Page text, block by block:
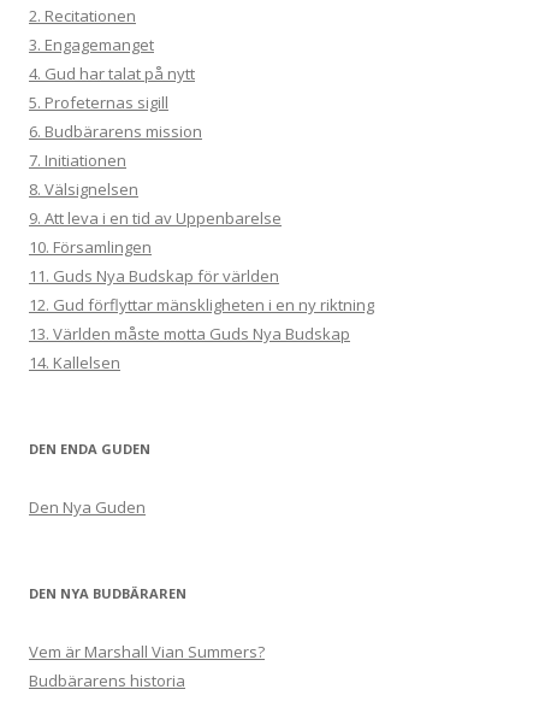
2. Recitationen
3. Engagemanget
4. Gud har talat på nytt
5. Profeternas sigill
6. Budbärarens mission
7. Initiationen
8. Välsignelsen
9. Att leva i en tid av Uppenbarelse
10. Församlingen
11. Guds Nya Budskap för världen
12. Gud förflyttar mänskligheten i en ny riktning
13. Världen måste motta Guds Nya Budskap
14. Kallelsen
DEN ENDA GUDEN
Den Nya Guden
DEN NYA BUDBÄRAREN
Vem är Marshall Vian Summers?
Budbärarens historia